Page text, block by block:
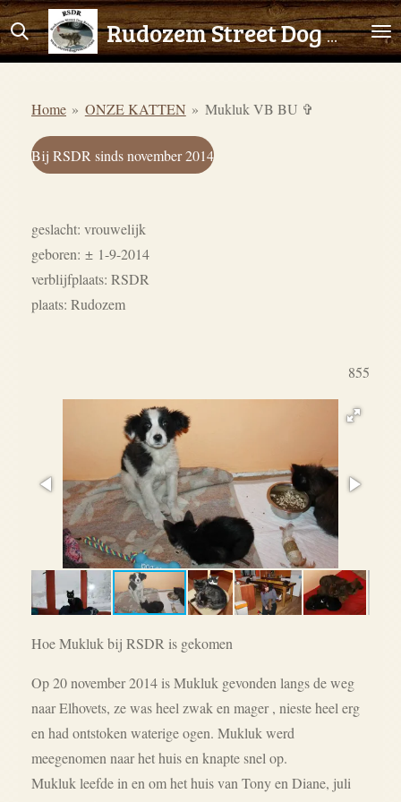
Ga
direct
hoofdinhoud
Rudozem Street Dog Rescue
Home » ONZE KATTEN » Mukluk VB BU ✞
Bij RSDR sinds november 2014
geslacht: vrouwelijk
geboren: ± 1-9-2014
verblijfplaats: RSDR
plaats: Rudozem
855
Hoe Mukluk bij RSDR is gekomen
Op 20 november 2014 is Mukluk gevonden langs de weg
naar Elhovets, ze was heel zwak en mager , nieste heel erg
en had ontstoken waterige ogen. Mukluk werd
meegenomen naar het huis en knapte snel op.
Mukluk leefde in en om het huis van Tony en Diane, juli